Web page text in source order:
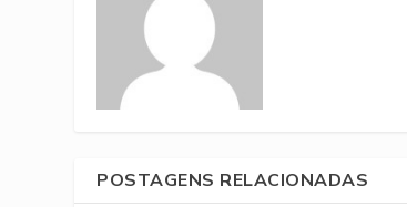
POSTAGENS RELACIONADAS